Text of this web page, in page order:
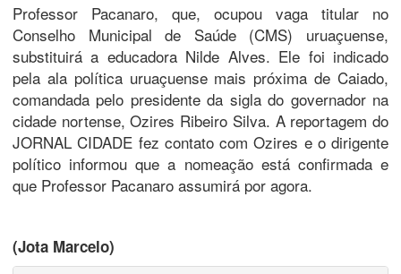
Professor Pacanaro, que, ocupou vaga titular no
Conselho Municipal de Saúde (CMS) uruaçuense,
substituirá a educadora Nilde Alves. Ele foi indicado
pela ala política uruaçuense mais próxima de Caiado,
comandada pelo presidente da sigla do governador na
cidade nortense, Ozires Ribeiro Silva. A reportagem do
JORNAL CIDADE fez contato com Ozires e o dirigente
político informou que a nomeação está confirmada e
que Professor Pacanaro assumirá por agora.
(Jota Marcelo)